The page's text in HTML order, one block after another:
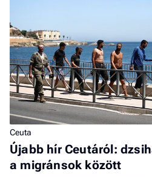
Ceuta
Újabb hír Ceutáról:
a migránsok között